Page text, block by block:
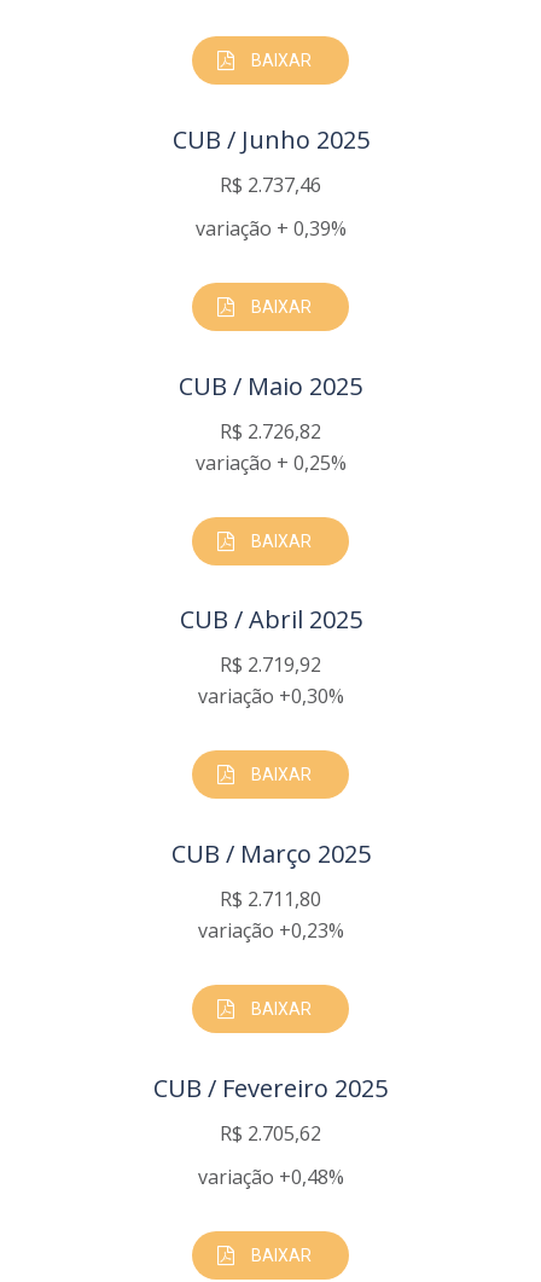
BAIXAR
CUB / Junho 2025
R$ 2.737,46
variação + 0,39%
BAIXAR
CUB / Maio 2025
R$ 2.726,82
variação + 0,25%
BAIXAR
CUB / Abril 2025
R$ 2.719,92
variação +0,30%
BAIXAR
CUB / Março 2025
R$ 2.711,80
variação +0,23%
BAIXAR
CUB / Fevereiro 2025
R$ 2.705,62
variação +0,48%
BAIXAR